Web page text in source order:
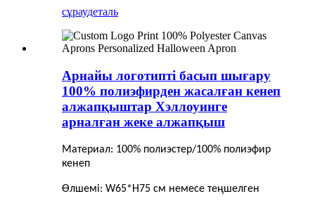
сұраудеталь
Арнайы логотипті басып шығару
100% полиэфирден жасалған кенеп
алжапқыштар Хэллоуинге
арналған жеке алжапқыш
Материал: 100% полиэстер/100% полиэфир
кенеп
Өлшемі: W65*H75 см немесе теңшелген